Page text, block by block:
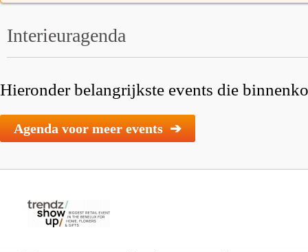
Interieuragenda
Hieronder belangrijkste events die
Agenda voor meer events ➔